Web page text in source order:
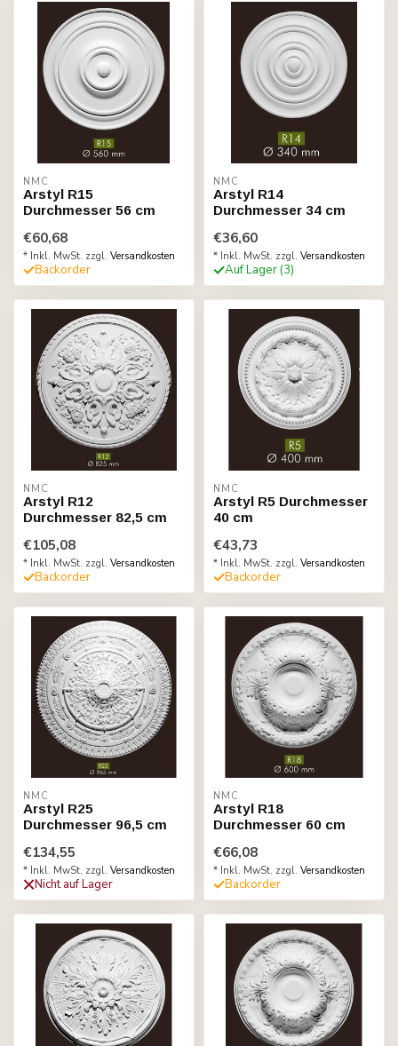
NMC
Arstyl R15
Durchmesser 56 cm
€60,68
* Inkl. MwSt. zzgl. Versandkosten
Backorder
NMC
Arstyl R14
Durchmesser 34 cm
€36,60
* Inkl. MwSt. zzgl. Versandkosten
Auf Lager (3)
NMC
Arstyl R12
Durchmesser 82,5 cm
€105,08
* Inkl. MwSt. zzgl. Versandkosten
Backorder
NMC
Arstyl R5 Durchmesser
40 cm
€43,73
* Inkl. MwSt. zzgl. Versandkosten
Backorder
NMC
Arstyl R25
Durchmesser 96,5 cm
€134,55
* Inkl. MwSt. zzgl. Versandkosten
Nicht auf Lager
NMC
Arstyl R18
Durchmesser 60 cm
€66,08
* Inkl. MwSt. zzgl. Versandkosten
Backorder